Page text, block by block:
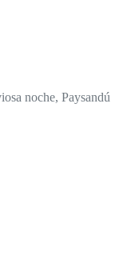
noche, Paysandú